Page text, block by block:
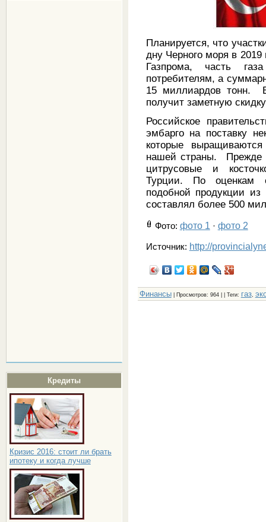
Кредиты
Кризис 2016: стоит ли брать
ипотеку и когда лучше
Планируется, что
дну Черного моря в
Газпрома, часть
потребителям, а
15 миллиардов тонн.
получит заметную
Российское
эмбарго на поставку
которые выращиваются
нашей страны. Прежде
цитрусовые и
Турции. По оценкам
подобной продукции
составлял более 500
Фото: фото 1 · фото 2
Источник: http://
Финансы Просмотров: 964 | | Теги: газ,